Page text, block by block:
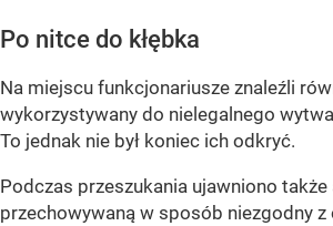
Po nitce do kłębka
Na miejscu funkcjonariusze znaleźli
wykorzystywany do nielegalnego
To jednak nie był koniec ich odkryć.
Podczas przeszukania ujawniono także
przechowywaną w sposób niezgodny